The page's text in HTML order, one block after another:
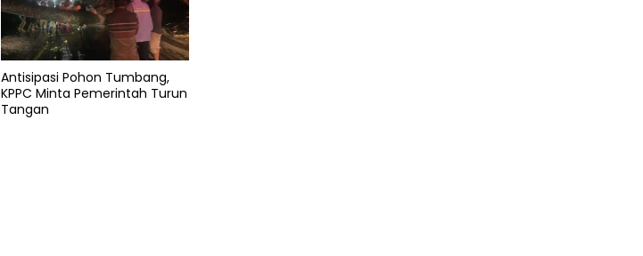
Antisipasi Pohon Tumbang,
KPPC Minta Pemerintah Turun
Tangan